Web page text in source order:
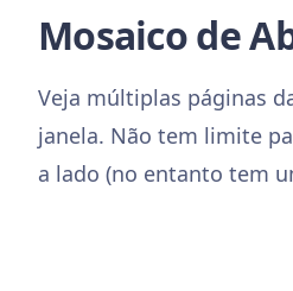
Mosaico de
Veja múltiplas páginas
janela. Não tem limite
a lado (no entanto tem